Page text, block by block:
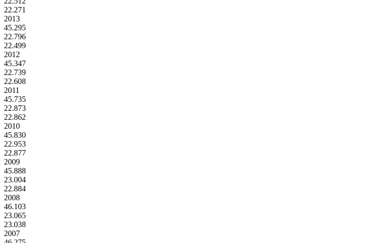
22.271
2013
45.295
22.796
22.499
2012
45.347
22.739
22.608
2011
45.735
22.873
22.862
2010
45.830
22.953
22.877
2009
45.888
23.004
22.884
2008
46.103
23.065
23.038
2007